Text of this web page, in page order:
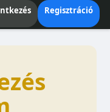
Regisztráció